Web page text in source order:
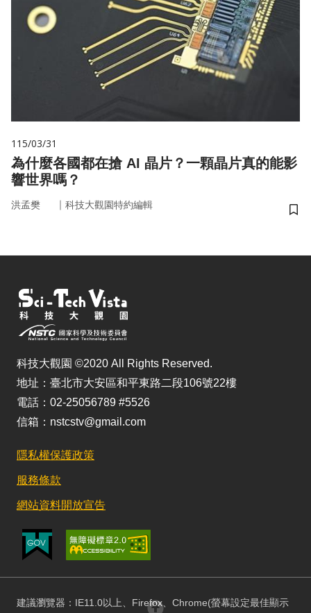
115/03/31
為什麼各國都在搶 AI 晶片？一顆晶片真的能影
響世界嗎？
洪孟樊 ｜ 科技大觀園特約編輯
儲
科技大觀園 ©2020 All Rights Reserved.
地址：臺北市大安區和平東路二段106號22樓
電話：02-25056789 #5526
信箱：nstcstv@gmail.com
隱私權保護政策
服務條款
網站資料開放宣告
建議瀏覽器：IE11.0以上、Firefox、Chrome(螢幕設定最佳顯示
回頂部